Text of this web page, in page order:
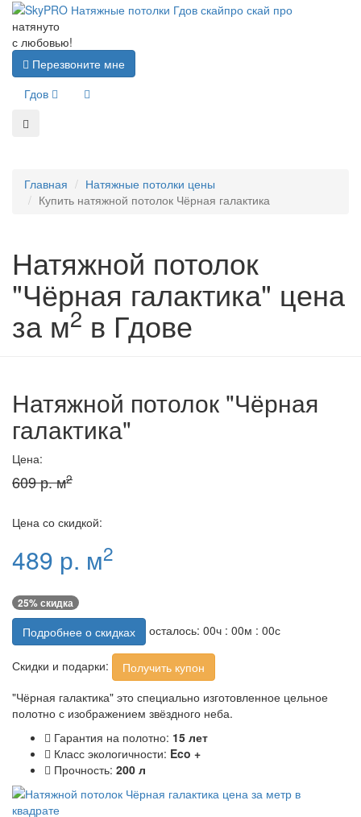
натянуто
с любовью!
Перезвоните мне
Гдов
Главная
Натяжные потолки цены
Купить натяжной потолок Чёрная галактика
Натяжной потолок
"Чёрная галактика" цена
за м2 в Гдове
Натяжной потолок "Чёрная
галактика"
Цена:
609 р. м2
Цена со скидкой:
489 р. м2
25% скидка
Подробнее о скидках осталось: 00ч : 00м : 00с
Скидки и подарки:
Получить купон
"Чёрная галактика" это специально изготовленное цельное
полотно с изображением звёздного неба.
Гарантия на полотно: 15 лет
Класс экологичности: Eco +
Прочность: 200 л